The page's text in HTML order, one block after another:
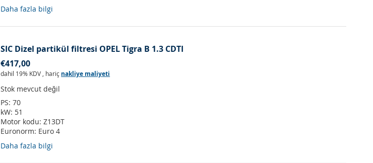
Daha fazla bilgi
SIC Dizel partikül filtresi OPEL Tigra B 1.3 CDTI
€417,00
dahil 19% KDV , hariç nakliye maliyeti
Stok mevcut değil
PS:70
kW: 51
Motor kodu:Z13DT
Euronorm: Euro 4
Daha fazla bilgi